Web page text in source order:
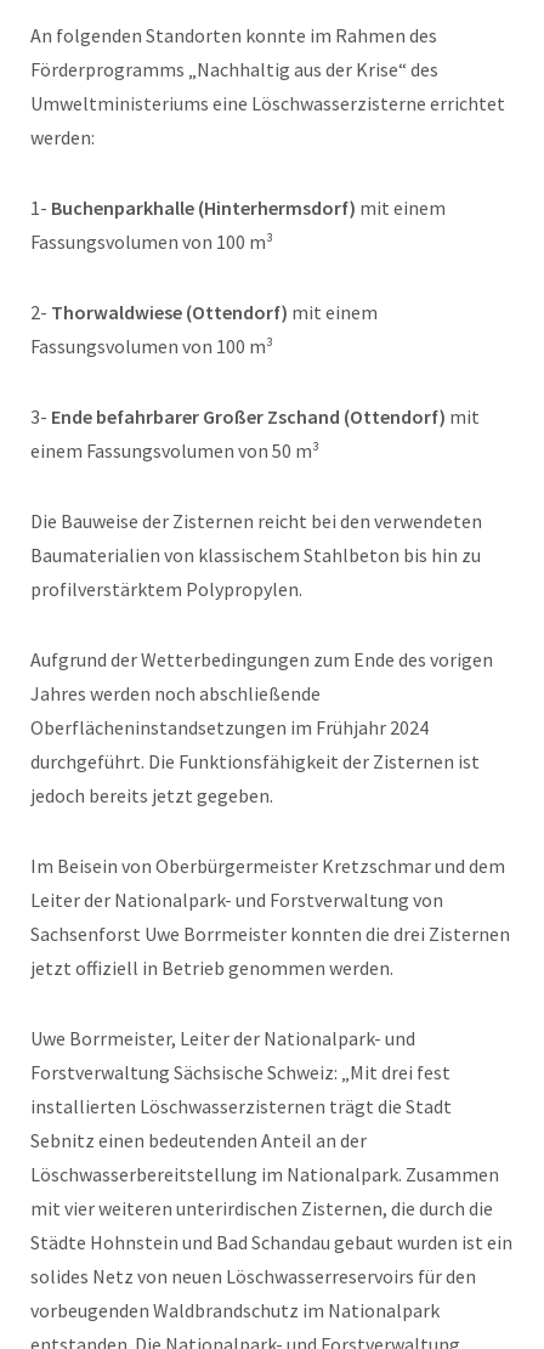
An folgenden Standorten konnte im Rahmen des
Förderprogramms „Nachhaltig aus der Krise“ des
Umweltministeriums eine Löschwasserzisterne errichtet
werden:
1- Buchenparkhalle (Hinterhermsdorf) mit einem
Fassungsvolumen von 100 m³
2- Thorwaldwiese (Ottendorf) mit einem
Fassungsvolumen von 100 m³
3- Ende befahrbarer Großer Zschand (Ottendorf) mit
einem Fassungsvolumen von 50 m³
Die Bauweise der Zisternen reicht bei den verwendeten
Baumaterialien von klassischem Stahlbeton bis hin zu
profilverstärktem Polypropylen.
Aufgrund der Wetterbedingungen zum Ende des vorigen
Jahres werden noch abschließende
Oberflächeninstandsetzungen im Frühjahr 2024
durchgeführt. Die Funktionsfähigkeit der Zisternen ist
jedoch bereits jetzt gegeben.
Im Beisein von Oberbürgermeister Kretzschmar und dem
Leiter der Nationalpark- und Forstverwaltung von
Sachsenforst Uwe Borrmeister konnten die drei Zisternen
jetzt offiziell in Betrieb genommen werden.
Uwe Borrmeister, Leiter der Nationalpark- und
Forstverwaltung Sächsische Schweiz: „Mit drei fest
installierten Löschwasserzisternen trägt die Stadt
Sebnitz einen bedeutenden Anteil an der
Löschwasserbereitstellung im Nationalpark. Zusammen
mit vier weiteren unterirdischen Zisternen, die durch die
Städte Hohnstein und Bad Schandau gebaut wurden ist ein
solides Netz von neuen Löschwasserreservoirs für den
vorbeugenden Waldbrandschutz im Nationalpark